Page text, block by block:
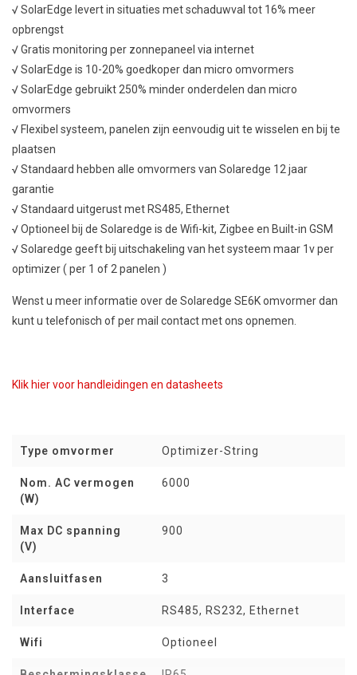
√ SolarEdge levert in situaties met schaduwval tot 16% meer
opbrengst
√ Gratis monitoring per zonnepaneel via internet
√ SolarEdge is 10-20% goedkoper dan micro omvormers
√ SolarEdge gebruikt 250% minder onderdelen dan micro
omvormers
√ Flexibel systeem, panelen zijn eenvoudig uit te wisselen en bij te
plaatsen
√ Standaard hebben alle omvormers van Solaredge 12 jaar
garantie
√ Standaard uitgerust met RS485, Ethernet
√ Optioneel bij de Solaredge is de Wifi-kit, Zigbee en Built-in GSM
√ Solaredge geeft bij uitschakeling van het systeem maar 1v per
optimizer ( per 1 of 2 panelen )
Wenst u meer informatie over de Solaredge SE6K omvormer dan
kunt u telefonisch of per mail contact met ons opnemen.
Klik hier voor handleidingen en datasheets
Type omvormer Optimizer-String
Nom. AC vermogen
(W)
6000
Max DC spanning
(V)
900
Aansluitfasen 3
Interface RS485, RS232, Ethernet
Wifi Optioneel